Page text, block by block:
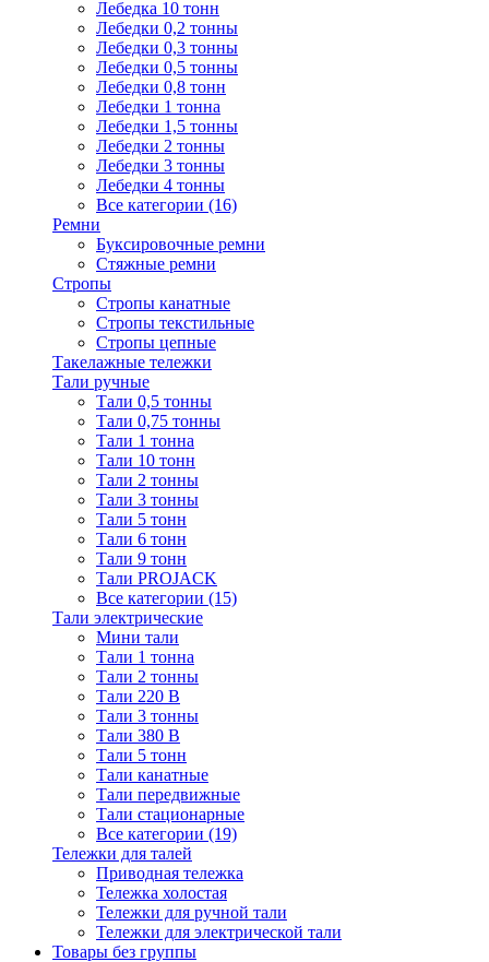
Лебедка 10 тонн
Лебедки 0,2 тонны
Лебедки 0,3 тонны
Лебедки 0,5 тонны
Лебедки 0,8 тонн
Лебедки 1 тонна
Лебедки 1,5 тонны
Лебедки 2 тонны
Лебедки 3 тонны
Лебедки 4 тонны
Все категории (16)
Ремни
Буксировочные ремни
Стяжные ремни
Стропы
Стропы канатные
Стропы текстильные
Стропы цепные
Такелажные тележки
Тали ручные
Тали 0,5 тонны
Тали 0,75 тонны
Тали 1 тонна
Тали 10 тонн
Тали 2 тонны
Тали 3 тонны
Тали 5 тонн
Тали 6 тонн
Тали 9 тонн
Тали PROJACK
Все категории (15)
Тали электрические
Мини тали
Тали 1 тонна
Тали 2 тонны
Тали 220 В
Тали 3 тонны
Тали 380 В
Тали 5 тонн
Тали канатные
Тали передвижные
Тали стационарные
Все категории (19)
Тележки для талей
Приводная тележка
Тележка холостая
Тележки для ручной тали
Тележки для электрической тали
Товары без группы